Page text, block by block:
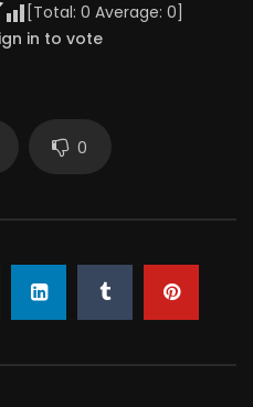
(ЗИНА) ТИМОФЕЕВА
[Total: 0 Average: 0
in to vote
0